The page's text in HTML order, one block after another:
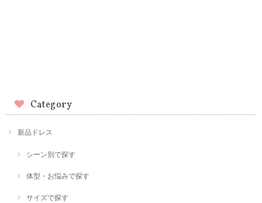
Category
新品ドレス
シーン別で探す
体型・お悩みで探す
サイズで探す